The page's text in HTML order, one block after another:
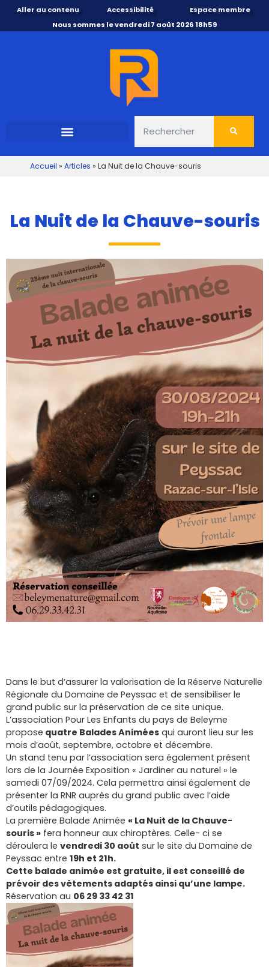
Aller au contenu Accessibilité
Espace membre
Nous sommes le vendredi 7 août 2026 18h59
Accueil » Articles » La Nuit de la Chauve-souris
La Nuit de la Chauve-souris
Dans le but d’assurer la valorisation de la Réserve Naturelle
Régionale du Domaine de Peyssac et de sensibiliser le
grand public sur la préservation de ce site unique.
L’association Pour Les Enfants du pays de Beleyme
propose quatre Balades Animées qui auront lieu sur les
mois d’août, septembre, octobre et décembre.
Un stand tenu par l’association sera également présent
lors de la Journée Exposition « Jardiner au naturel » le
samedi 07/09/2024. Cela permettra ainsi également de
présenter la RNR auprès du grand public avec l’aide
d’outils pédagogiques.
La première Balade Animée « La Nuit de la Chauve-
souris » fera honneur aux chiroptères. Celle- ci se
déroulera le vendredi 30 août sur le site du Domaine de
Peyssac entre 19h et 21h.
Cette balade animée est gratuite, il est conseillé de
prévoir des vêtements adaptés ainsi qu’une lampe.
Réservation au 06 29 33 42 31